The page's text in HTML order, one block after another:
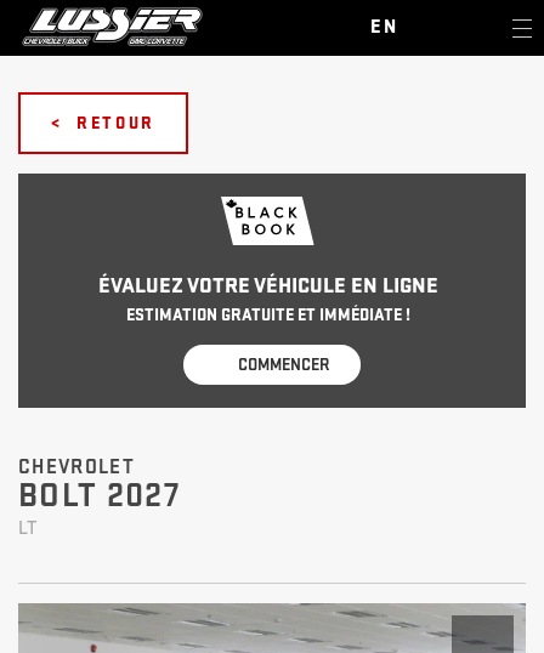
EN
< RETOUR
ÉVALUEZ VOTRE VÉHICULE EN LIGNE
ESTIMATION GRATUITE ET IMMÉDIATE !
COMMENCER
CHEVROLET
BOLT 2027
LT